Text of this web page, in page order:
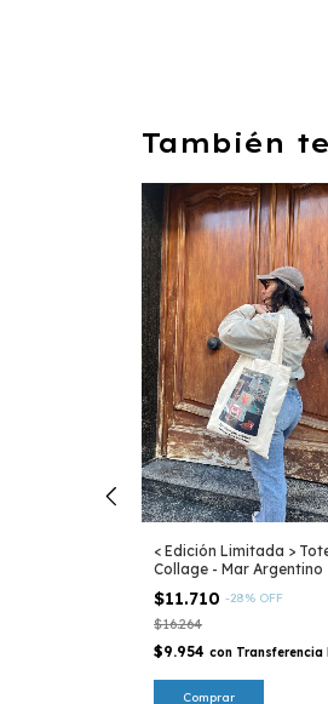
También
< Edición Limitada >
Collage - Mar Argentino
$11.710 -28% OFF
$16.264
$9.954 con Transferencia